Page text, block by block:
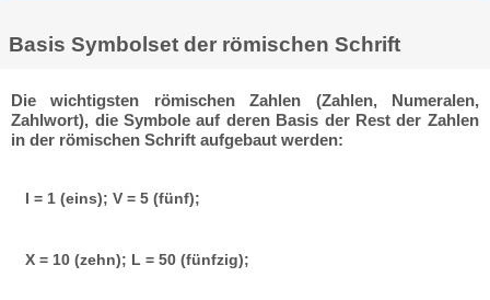
Basis Symbolset der römischen Schrift
Die wichtigsten römischen Zahlen (Zahlen, Numeralen,
Zahlwort), die Symbole auf deren Basis der Rest der Zahlen
in der römischen Schrift aufgebaut werden:
I = 1 (eins); V = 5 (fünf);
X = 10 (zehn); L = 50 (fünfzig);